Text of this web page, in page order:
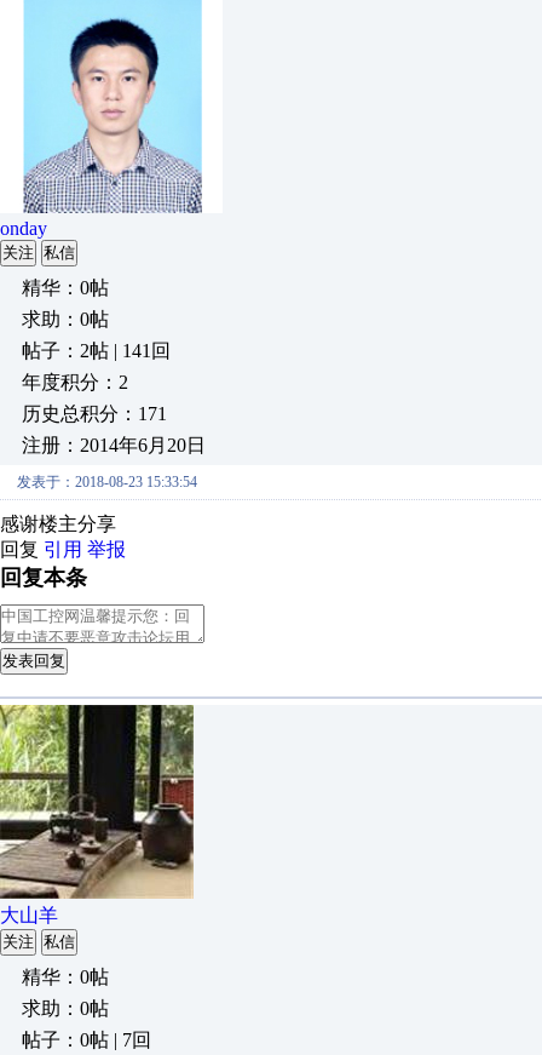
onday
关注 私信
精华：0帖
求助：0帖
帖子：2帖 | 141回
年度积分：2
历史总积分：171
注册：2014年6月20日
发表于：2018-08-23 15:33:54
感谢楼主分享
回复 引用 举报
回复本条
发表回复
大山羊
关注 私信
精华：0帖
求助：0帖
帖子：0帖 | 7回